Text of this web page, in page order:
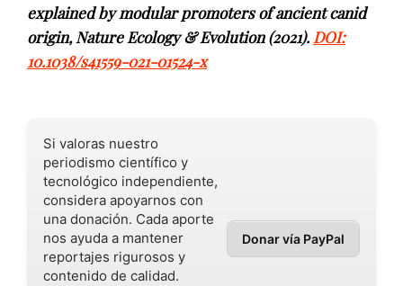
explained by modular promoters of ancient canid
origin, Nature Ecology & Evolution (2021). DOI:
10.1038/s41559-021-01524-x
Si valoras nuestro
periodismo científico y
tecnológico independiente,
considera apoyarnos con
una donación. Cada aporte
nos ayuda a mantener
reportajes rigurosos y
contenido de calidad.
Donar vía PayPal